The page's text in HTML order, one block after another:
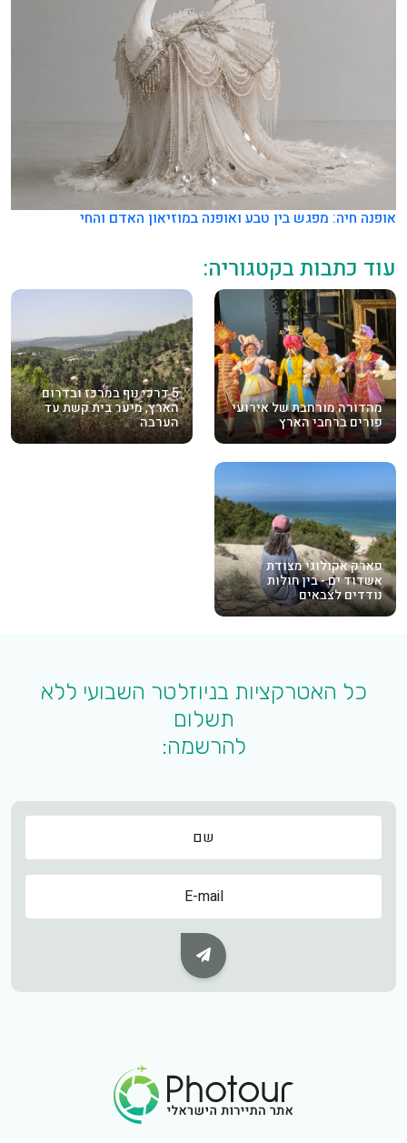
אופנה חיה: מפגש בין טבע ואופנה במוזיאון האדם והחי
עוד כתבות בקטגוריה:
מהדורה מורחבת של אירועי
פורים ברחבי הארץ
5 דרכי נוף במרכז ובדרום
הארץ, מיער בית קשת עד
הערבה
פארק אקולוגי מצודת
אשדוד ים - בין חולות
נודדים לצבאים
כל האטרקציות בניוזלטר השבועי ללא
תשלום
להרשמה:
שם
שם
Subscribe Button